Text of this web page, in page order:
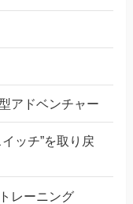
アドベンチャー
ッチ”を取り戻
レーニング